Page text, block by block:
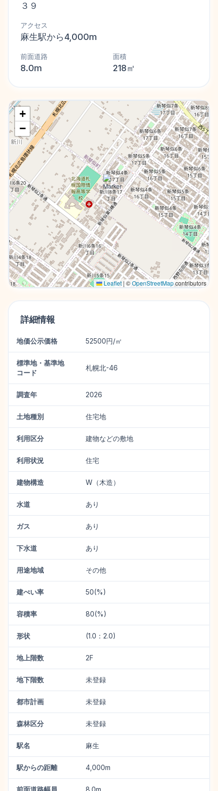
３９
アクセス
麻生駅から4,000m
前面道路
8.0m
面積
218㎡
+
−
Leaflet | ©OpenStreetMapcontributors
詳細情報
地価公示価格 52500円/㎡
標準地・基準地
コード
札幌北-46
調査年 2026
土地種別 住宅地
利用区分 建物などの敷地
利用状況 住宅
建物構造 W（木造）
水道 あり
ガス あり
下水道 あり
用途地域 その他
建ぺい率 50(%)
容積率 80(%)
形状 (1.0：2.0)
地上階数 2F
地下階数 未登録
都市計画 未登録
森林区分 未登録
駅名 麻生
駅からの距離 4,000m
前面道路幅員 8.0m